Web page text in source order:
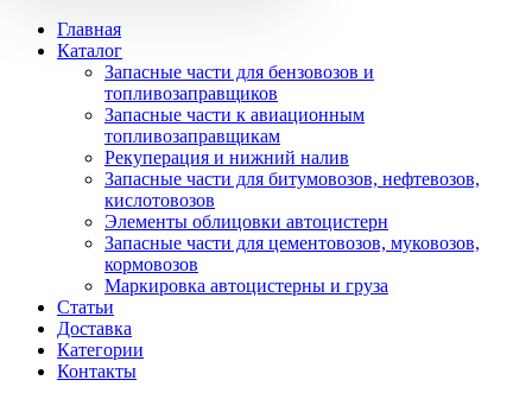
Главная
Каталог
Запасные части для бензовозов и
топливозаправщиков
Запасные части к авиационным
топливозаправщикам
Рекуперация и нижний налив
Запасные части для битумовозов, нефтевозов,
кислотовозов
Элементы облицовки автоцистерн
Запасные части для цементовозов, муковозов,
кормовозов
Маркировка автоцистерны и груза
Статьи
Доставка
Категории
Контакты